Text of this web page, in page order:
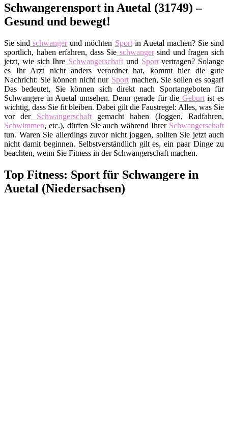
Schwangerensport in Auetal (31749) –
Gesund und bewegt!
Sie sind schwangerund möchten Sportin Auetal machen? Sie sind
sportlich, haben erfahren, dass Sie schwangersind und fragen sich
jetzt, wie sich Ihre Schwangerschaft und Sportvertragen? Solange
es Ihr Arzt nicht anders verordnet hat, kommt hier die gute
Nachricht: Sie können nicht nur Sportmachen, Sie sollen es sogar!
Das bedeutet, Sie können sich direkt nach Sportangeboten für
Schwangere in Auetal umsehen. Denn gerade für die Geburtist es
wichtig, dass Sie fit bleiben. Dabei gilt die Faustregel: Alles, was Sie
vor derSchwangerschaftgemacht haben (Joggen, Radfahren,
Schwimmen, etc.), dürfen Sie auch während IhrerSchwangerschaft
tun. Waren Sie allerdings zuvor nicht joggen, sollten Sie jetzt auch
nicht damit beginnen. Selbstverständlich gilt es, ein paar Dinge zu
beachten, wenn Sie Fitness in der Schwangerschaft machen.
Top Fitness: Sport für Schwangere in
Auetal (Niedersachsen)